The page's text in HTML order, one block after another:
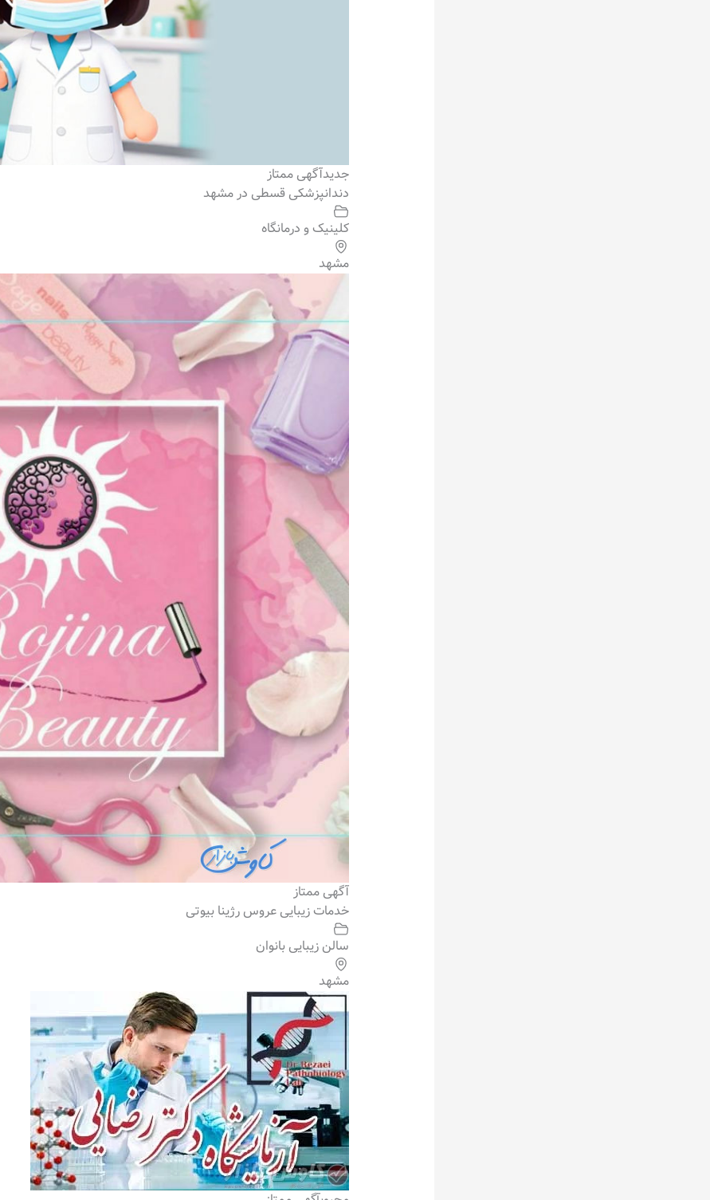
جدیدآگهی ممتاز
دندانپزشکی قسطی در مشهد
کلینیک و درمانگاه
مشهد
آگهی ممتاز
خدمات زیبایی عروس رژینا بیوتی
سالن زیبایی بانوان
مشهد